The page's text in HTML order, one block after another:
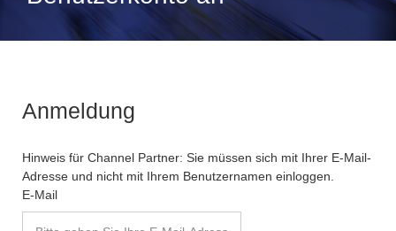
Anmeldung
Hinweis für Channel Partner: Sie müssen sich mit Ihrer E-Mail-
Adresse und nicht mit Ihrem Benutzernamen einloggen.
E-Mail